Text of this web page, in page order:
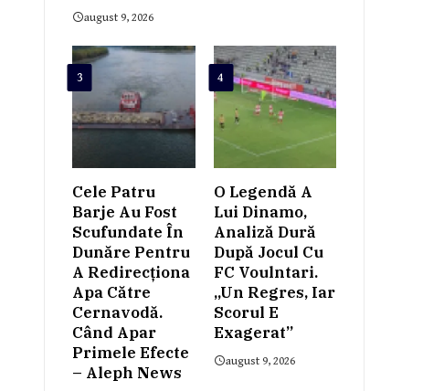
august 9, 2026
3
Cele Patru
Barje Au Fost
Scufundate În
Dunăre Pentru
A Redirecționa
Apa Către
Cernavodă.
Când Apar
Primele Efecte
– Aleph News
4
O Legendă A
Lui Dinamo,
Analiză Dură
După Jocul Cu
FC Voulntari.
„Un Regres, Iar
Scorul E
Exagerat”
august 9, 2026